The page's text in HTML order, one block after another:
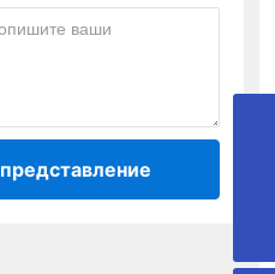
Cdyd@bioyd.com
028-85925318